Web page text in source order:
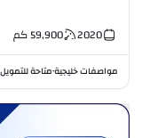
2020
59,900كم
مواصفات خليجية•متاحة للتمويل